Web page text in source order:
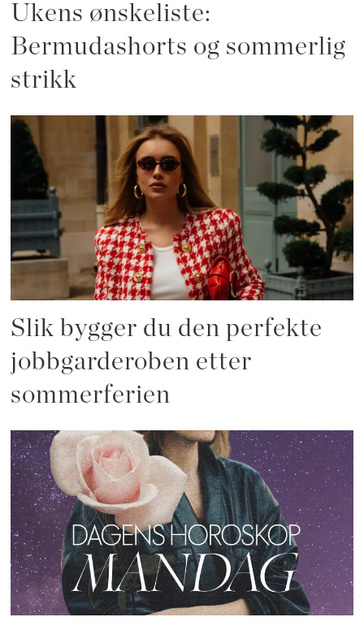
Ukens ønskeliste:
Bermudashorts og sommerlig
strikk
Slik bygger du den perfekte
jobbgarderoben etter
sommerferien